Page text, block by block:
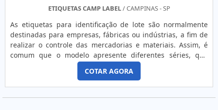
com retenção dos custos a médio e longo prazo.Isso se deve
qualificada, conquistas adquiridas por que investiu em uma
estrutura que hoje conta com máquinas de última geração
e sistema de entrega próprio, o que comprova a essência
de trazer o melhor para os clientes. EMPRESA CERTA DE
IMPRESSORA PARA FAZER ETIQUETAS
PERSONALIZADASSomente na Camp Label tem o que há de
melhor no ramo de venda de etiquetas industriais e
comerciais. A empresa oferece opções como rótulos
ETIQUETAS CAMP LABEL/ CAMPINAS - SP
As etiquetas para identificação de lote são normalmente
destinadas para empresas, fábricas ou indústrias, a fim de
realizar o controle das mercadorias e materiais. Assim, é
comum que o modelo apresente diferentes séries, que
podem conter informações em códigos numéricos, de barra
ou até mesmo QR code. OS PRINCIPAIS BENEFÍCIOS DO
PRODUTOAs etiquetas de lote são equipamentos simples e
práticos utilizados por várias empresas para garantir mais
COTAR AGORA